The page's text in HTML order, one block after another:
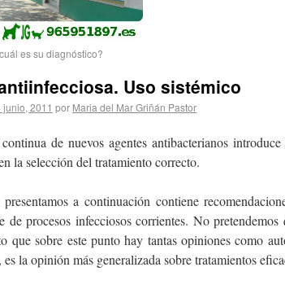
es su diagnóstico?
Uso sistémico
junio, 2011 por Maria del Mar Griñán Pastor
de nuevos agentes antibacterianos
la selección del tratamiento correcto.
a continuación contiene
de procesos infecciosos corrientes. No
que sobre este punto hay tantas opiniones como
la opinión más generalizada sobre tratamientos